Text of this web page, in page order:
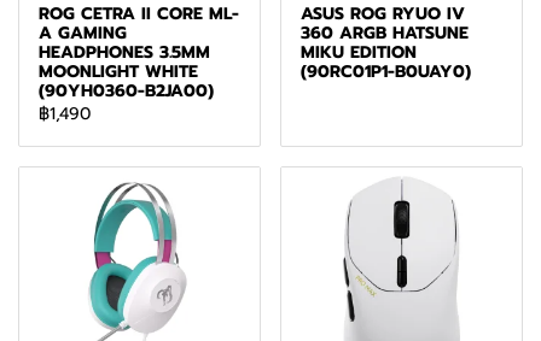
ROG CETRA II CORE ML-
A GAMING
HEADPHONES 3.5MM
MOONLIGHT WHITE
(90YH0360-B2JA00)
฿1,490
ASUS ROG RYUO IV
360 ARGB HATSUNE
MIKU EDITION
(90RC01P1-B0UAY0)